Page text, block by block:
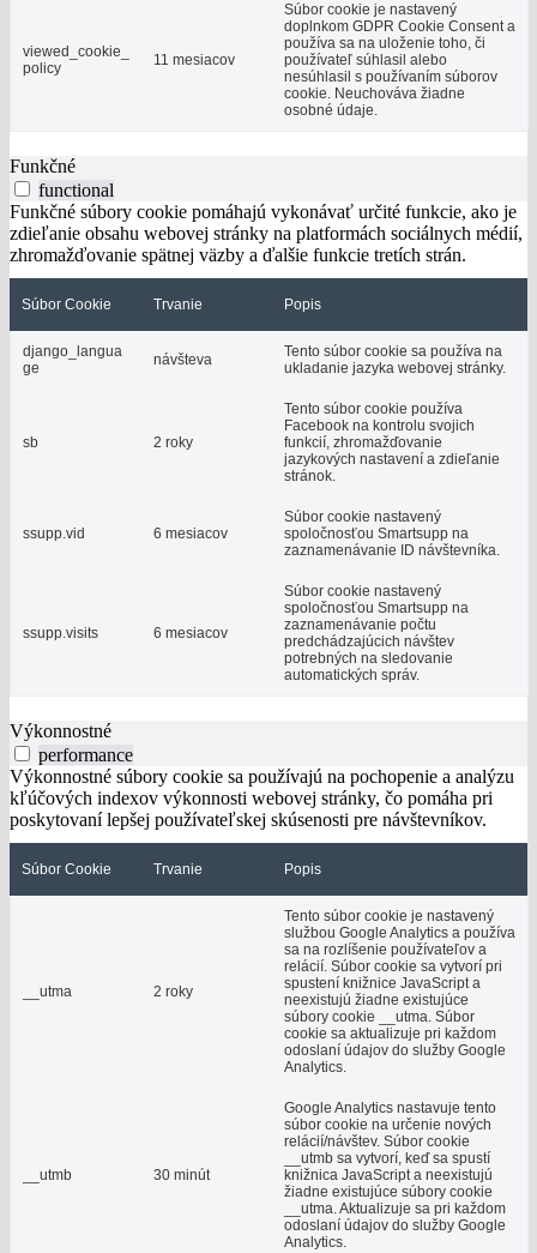
viewed_cookie_
policy
11 mesiacov
Súbor cookie je nastavený
doplnkom GDPR Cookie Consent a
používa sa na uloženie toho, či
používateľ súhlasil alebo
nesúhlasil s používaním súborov
cookie. Neuchováva žiadne
osobné údaje.
Funkčné
functional
Funkčné súbory cookie pomáhajú vykonávať určité funkcie, ako je
zdieľanie obsahu webovej stránky na platformách sociálnych médií,
zhromažďovanie spätnej väzby a ďalšie funkcie tretích strán.
Súbor Cookie Trvanie Popis
django_langua
ge
návšteva
Tento súbor cookie sa používa na
ukladanie jazyka webovej stránky.
sb 2 roky
Tento súbor cookie používa
Facebook na kontrolu svojich
funkcií, zhromažďovanie
jazykových nastavení a zdieľanie
stránok.
ssupp.vid 6 mesiacov
Súbor cookie nastavený
spoločnosťou Smartsupp na
zaznamenávanie ID návštevníka.
ssupp.visits 6 mesiacov
Súbor cookie nastavený
spoločnosťou Smartsupp na
zaznamenávanie počtu
predchádzajúcich návštev
potrebných na sledovanie
automatických správ.
Výkonnostné
performance
Výkonnostné súbory cookie sa používajú na pochopenie a analýzu
kľúčových indexov výkonnosti webovej stránky, čo pomáha pri
poskytovaní lepšej používateľskej skúsenosti pre návštevníkov.
Súbor Cookie Trvanie Popis
__utma 2 roky
Tento súbor cookie je nastavený
službou Google Analytics a používa
sa na rozlíšenie používateľov a
relácií. Súbor cookie sa vytvorí pri
spustení knižnice JavaScript a
neexistujú žiadne existujúce
súbory cookie __utma. Súbor
cookie sa aktualizuje pri každom
odoslaní údajov do služby Google
Analytics.
__utmb 30 minút
Google Analytics nastavuje tento
súbor cookie na určenie nových
relácií/návštev. Súbor cookie
__utmb sa vytvorí, keď sa spustí
knižnica JavaScript a neexistujú
žiadne existujúce súbory cookie
__utma. Aktualizuje sa pri každom
odoslaní údajov do služby Google
Analytics.